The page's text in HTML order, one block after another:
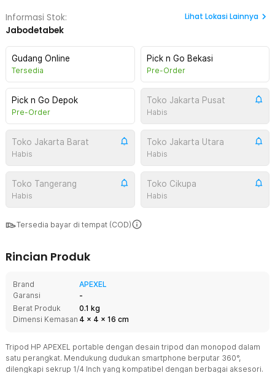
Informasi Stok:
Jabodetabek
Lihat Lokasi Lainnya
Gudang Online
Tersedia
Pick n Go Bekasi
Pre-Order
Pick n Go Depok
Pre-Order
Toko Jakarta Pusat
Habis
Toko Jakarta Barat
Habis
Toko Jakarta Utara
Habis
Toko Tangerang
Habis
Toko Cikupa
Habis
Tersedia bayar di tempat (COD)
Rincian Produk
Brand
APEXEL
Garansi
-
Berat Produk
0.1 kg
Dimensi Kemasan 4 x 4 x 16 cm
Tripod HP APEXEL portable dengan desain tripod dan monopod dalam
satu perangkat. Mendukung dudukan smartphone berputar 360°,
dilengkapi sekrup 1/4 Inch yang kompatibel dengan berbagai aksesori.